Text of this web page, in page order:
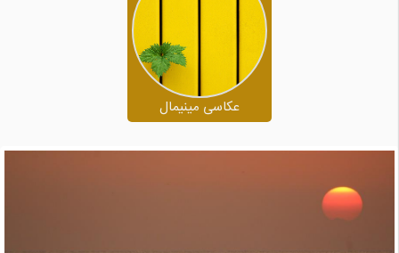
عکاسی مینیمال